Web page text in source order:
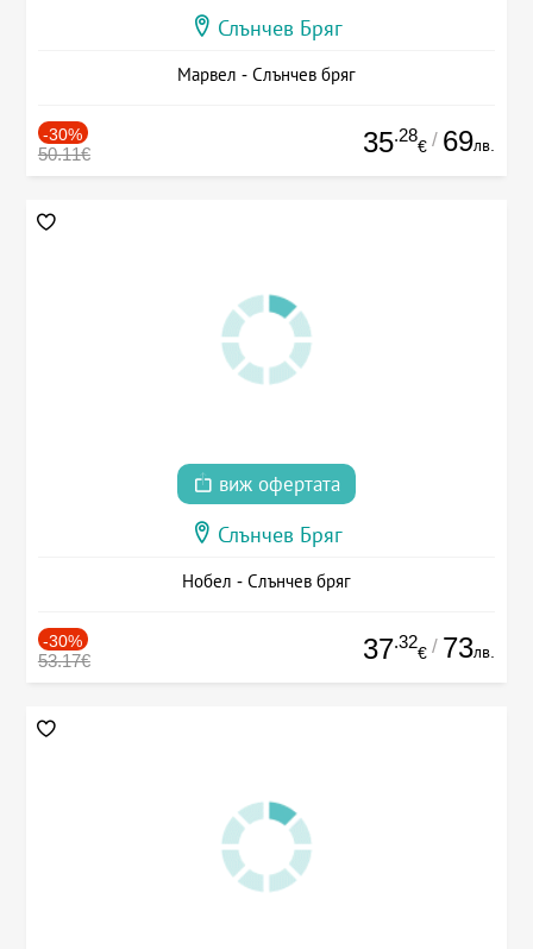
Слънчев Бряг
Марвел - Слънчев бряг
-30%
50.11€ 35.28
€ / 69лв.
виж офертата
Слънчев Бряг
Нобел - Слънчев бряг
-30%
53.17€ 37.32
€ / 73лв.